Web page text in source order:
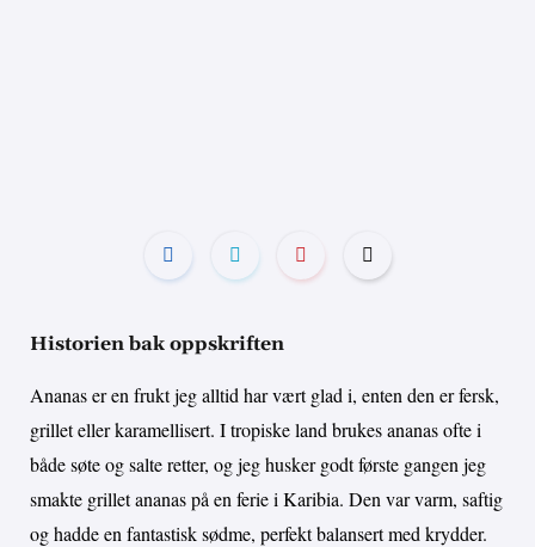
Historien bak oppskriften
Ananas er en frukt jeg alltid har vært glad i, enten den er fersk,
grillet eller karamellisert. I tropiske land brukes ananas ofte i
både søte og salte retter, og jeg husker godt første gangen jeg
smakte grillet ananas på en ferie i Karibia. Den var varm, saftig
og hadde en fantastisk sødme, perfekt balansert med krydder.